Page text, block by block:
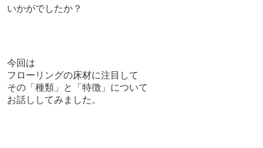
いかがでしたか？
今回は
フローリングの床材に注目して
その「種類」と「特徴」について
お話ししてみました。